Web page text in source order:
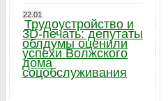
22.01
Трудоустройство и
3D-печать: депутаты
облдумы оценили
успехи Волжского
дома
соцобслуживания